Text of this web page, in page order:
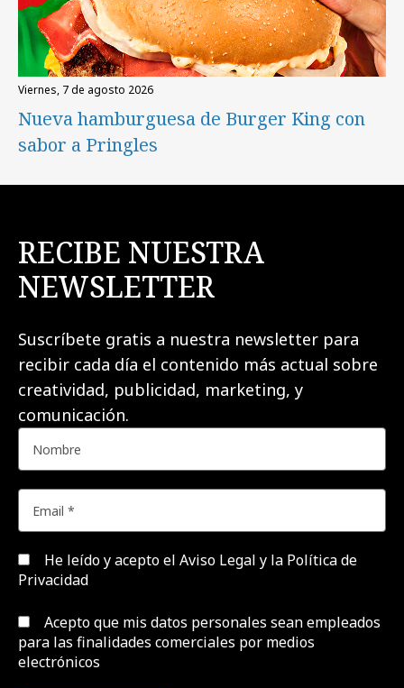
viernes, 7 de agosto 2026
Nueva hamburguesa de Burger King con
sabor a Pringles
RECIBE NUESTRA
NEWSLETTER
Suscríbete gratis a nuestra newsletter para
recibir cada día el contenido más actual sobre
creatividad, publicidad, marketing, y
comunicación.
He leído y acepto el Aviso Legal y la Política de
Privacidad
Acepto que mis datos personales sean empleados
para las finalidades comerciales por medios
electrónicos